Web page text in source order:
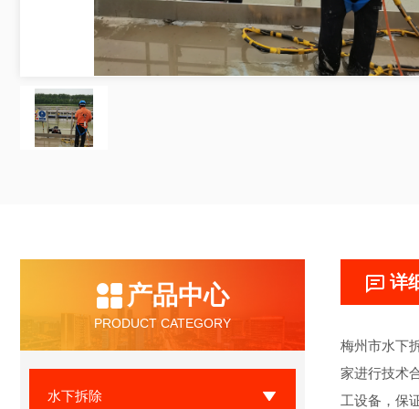
产品中心
PRODUCT CATEGORY
水下拆除
详
梅州市水下
家进行技术
工设备，保